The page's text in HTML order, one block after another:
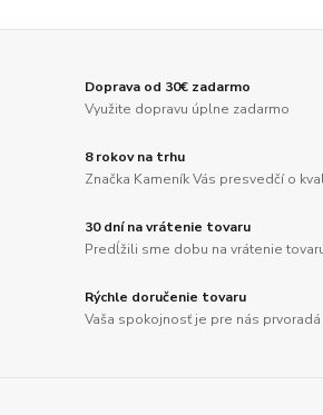
Doprava od 30€ zadarmo
Využite dopravu úplne zadarmo
8 rokov na trhu
Značka Kameník Vás presvedčí o
30 dní na vrátenie tovaru
Predĺžili sme dobu na vrátenie
Rýchle doručenie tovaru
Vaša spokojnosť je pre nás prvoradá